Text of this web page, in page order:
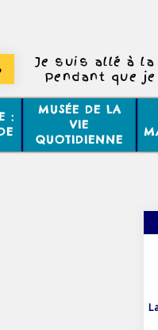
Je suis allé à
Pendant que
homme
Ca ne vous
aussi différents
:
MUSÉE DE LA
VIE
QUOTIDIENNE